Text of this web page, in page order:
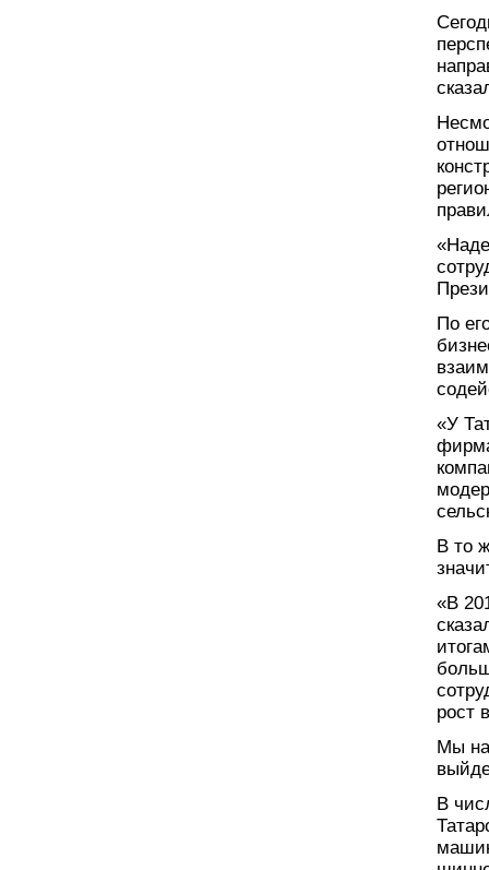
По
«У
В то
«В
рост
Мы
В